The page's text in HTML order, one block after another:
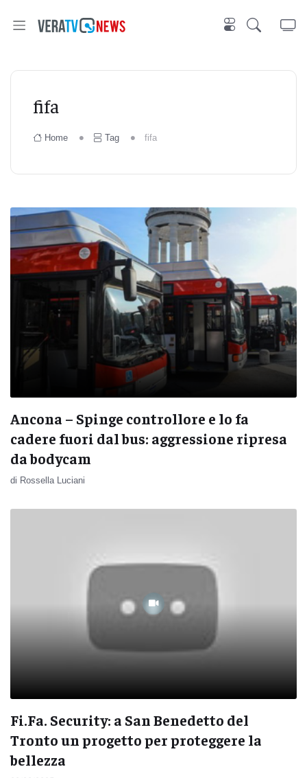
fifa
Home Tag fifa
Ancona – Spinge controllore e lo fa
cadere fuori dal bus: aggressione ripresa
da bodycam
di Rossella Luciani
Fi.Fa. Security: a San Benedetto del
Tronto un progetto per proteggere la
bellezza